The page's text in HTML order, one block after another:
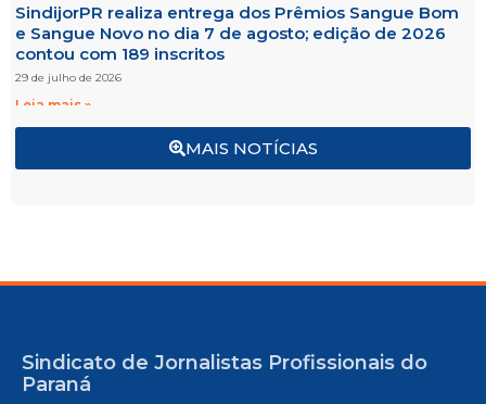
MAIS NOTÍCIAS
SindijorPR realiza entrega dos Prêmios Sangue Bom
e Sangue Novo no dia 7 de agosto; edição de 2026
contou com 189 inscritos
29 de julho de 2026
Leia mais »
Sindicato de Jornalistas Profissionais do
Paraná